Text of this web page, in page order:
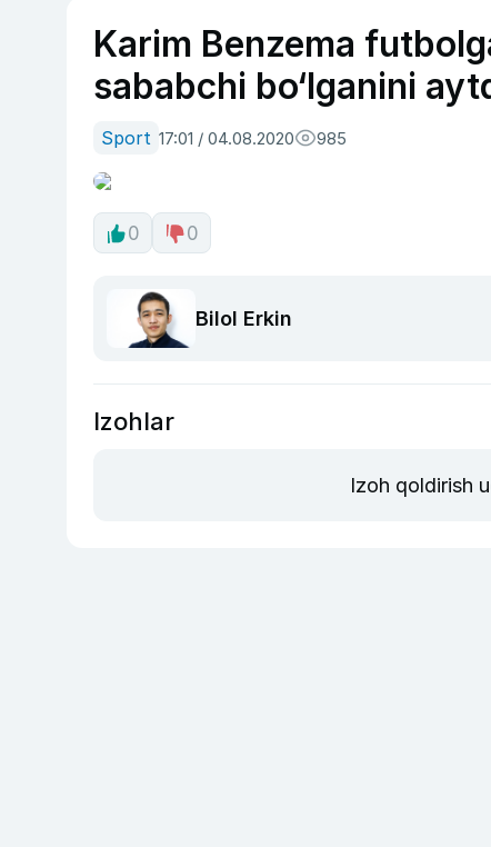
Karim Benzema
sababchi bo‘lganini
Sport 17:01 / 04.08.2020 985
0 0
Bilol Erkin
Izohlar
Izoh qoldirish